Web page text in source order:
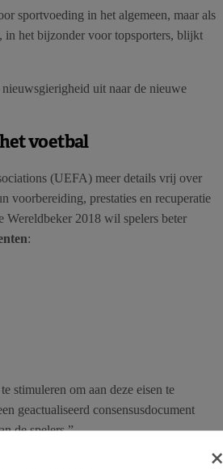
sportvoeding in het algemeen, maar als
in het bijzonder voor topsporters, blijkt
uit naar de nieuwe
voetbal
(UEFA) meer details vrij over
voorbereiding, prestaties en recuperatie
Wereldbeker 2018 wil spelers beter
:
stimuleren om aan deze eisen te
geactualiseerd consensusdocument
de spelers.”
2018 in Athene
×